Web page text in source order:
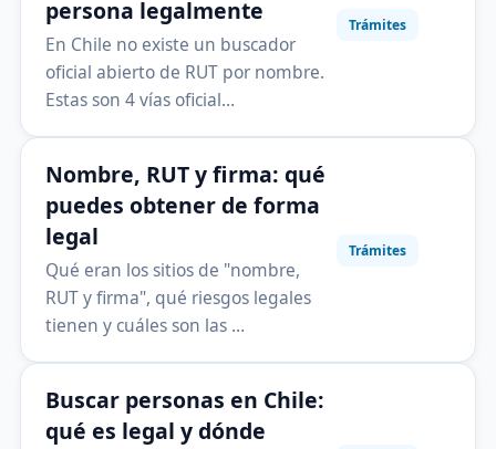
persona legalmente
En Chile no existe un buscador
oficial abierto de RUT por nombre.
Estas son 4 vías oficial…
Trámites
Nombre, RUT y firma: qué
puedes obtener de forma
legal
Qué eran los sitios de "nombre,
RUT y firma", qué riesgos legales
tienen y cuáles son las …
Trámites
Buscar personas en Chile:
qué es legal y dónde